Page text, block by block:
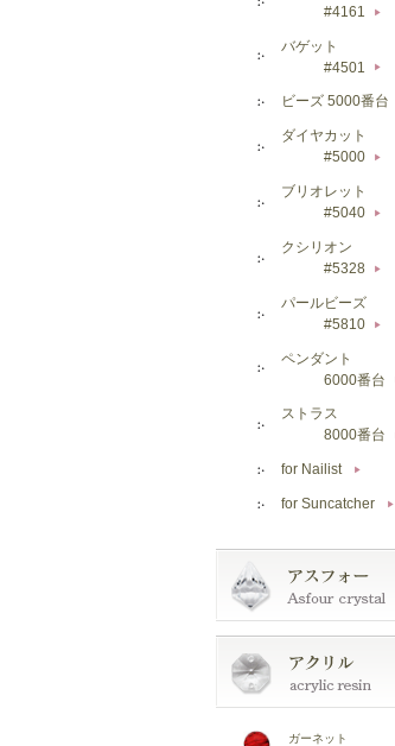
#4161
▶
バゲット
#4501
▶
ビーズ 5000番台
ダイヤカット
#5000
▶
ブリオレット
#5040
▶
クシリオン
#5328
▶
パールビーズ
#5810
▶
ペンダント
6000番台
ストラス
8000番台
for Nailist ▶
for Suncatcher ▶
ガーネット